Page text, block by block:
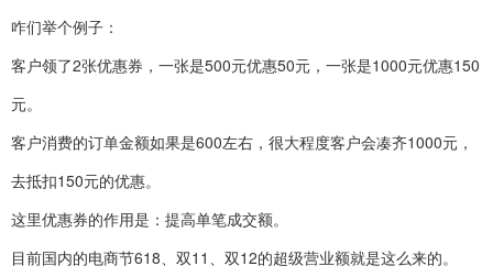
咋们举个例子：
客户领了2张优惠券，一张是500元优惠50元，一张是1000元优惠150
元。
客户消费的订单金额如果是600左右，很大程度客户会凑齐1000元，
去抵扣150元的优惠。
这里优惠券的作用是：提高单笔成交额。
目前国内的电商节618、双11、双12的超级营业额就是这么来的。